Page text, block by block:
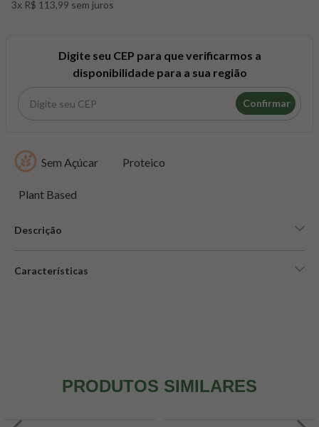
3x R$ 113,99 sem juros
Digite seu CEP para que verificarmos a
disponibilidade para a sua região
Confirmar
Sem Açúcar Proteico
Plant Based
Descrição
Características
PRODUTOS SIMILARES
8º maca peruana
creatina mundo verde